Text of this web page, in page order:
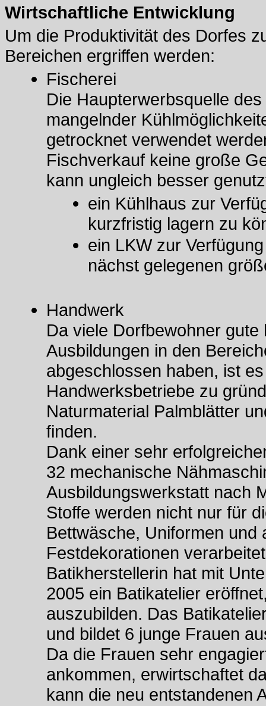
Wirtschaftliche Entwicklung
Um die Produktivität des Dorfes
Bereichen ergriffen werden:
Fischerei
Die Haupterwerbsquelle
mangelnder
getrocknet verwendet
Fischverkauf keine große
kann ungleich besser
ein Kühlhaus zur
kurzfristig lagern zu
ein LKW zur
nächst gelegenen
Handwerk
Da viele Dorfbewohner
Ausbildungen in den
abgeschlossen haben, ist
Handwerksbetriebe zu
Naturmaterial Palmblätter
finden.
Dank einer sehr
32 mechanische
Ausbildungswerkstatt nach
Stoffe werden nicht nur für
Bettwäsche, Uniformen und
Festdekorationen
Batikherstellerin hat mit
2005 ein Batikatelier
auszubilden. Das
und bildet 6 junge Frauen
Da die Frauen sehr
ankommen, erwirtschaftet
kann die neu entstandenen